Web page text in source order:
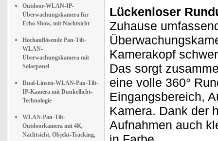
Outdoor-WLAN-IP-
Überwachungskamera für
Echo Show, mit Nachtsicht
Hochauflösende Pan-Tilt-
WLAN-
Überwachungskamera mit
Solarpanel
Dual-Linsen-WLAN-Pan-Tilt-
IP-Kamera mit Dunkellicht-
Technologie
WLAN-Pan-Tilt-
Outdoorkamera mit 4K,
Nachtsicht, Objekt-Tracking,
Lückenloser
Zuhause
Kamerakopf
Das sorgt
eine volle 360°
Eingangsbereich,
Kamera. Dank der
Aufnahmen auch